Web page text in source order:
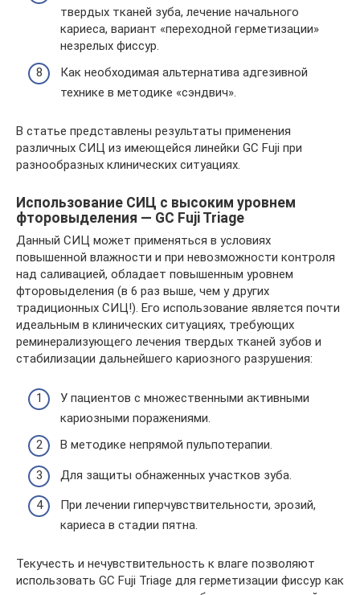
твердых тканей зуба, лечение начального
кариеса, вариант «переходной герметизации»
незрелых фиссур.
Как необходимая альтернатива адгезивной
технике в методике «сэндвич».
В статье представлены результаты применения
различных СИЦ из имеющейся линейки GC Fuji при
разнообразных клинических ситуациях.
Использование СИЦ с высоким уровнем
фторовыделения — GC Fuji Triage
Данный СИЦ может применяться в условиях
повышенной влажности и при невозможности контроля
над саливацией, обладает повышенным уровнем
фторовыделения (в 6 раз выше, чем у других
традиционных СИЦ!). Его использование является почти
идеальным в клинических ситуациях, требующих
реминерализующего лечения твердых тканей зубов и
стабилизации дальнейшего кариозного разрушения:
У пациентов с множественными активными
кариозными поражениями.
В методике непрямой пульпотерапии.
Для защиты обнаженных участков зуба.
При лечении гиперчувствительности, эрозий,
кариеса в стадии пятна.
Текучесть и нечувствительность к влаге позволяют
использовать GC Fuji Triage для герметизации фиссур как